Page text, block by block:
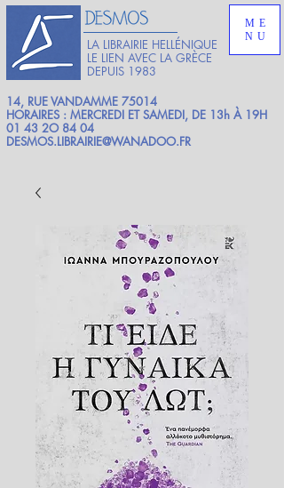
LA LIBRAIRIE HELLÉNIQUE
LE LIEN AVEC LA GRÈCE
DEPUIS 1983
ME
NU
14, RUE VANDAMME 75014
HORAIRES : MERCREDI ET SAMEDI, DE 13h À 19H
01 43 2O 84 04
DESMOS.LIBRAIRIE@WANADOO.FR